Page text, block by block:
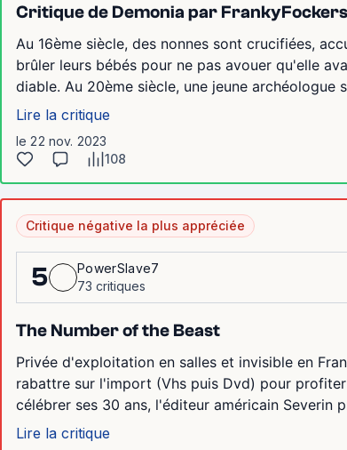
Critique de Demonia par FrankyFockers
Au 16ème siècle, des nonnes sont crucifiées,
brûler leurs bébés pour ne pas avouer qu'elle
diable. Au 20ème siècle, une jeune archéologue
Lire la critique
le 22 nov. 2023
108
Critique négative la plus appréciée
5
PowerSlave7
73 critiques
The Number of the Beast
Privée d'exploitation en salles et invisible en
rabattre sur l'import (Vhs puis Dvd) pour
célébrer ses 30 ans, l'éditeur américain Severin
Lire la critique